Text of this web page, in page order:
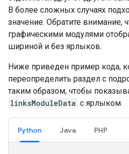
В более сложных случаях
значение. Обратите внимание,
графическими модулями
шириной и без ярлыков.
Ниже приведен пример кода,
переопределить раздел с
таким образом, чтобы
linksModuleData с ярлыком.
Python Java PHP